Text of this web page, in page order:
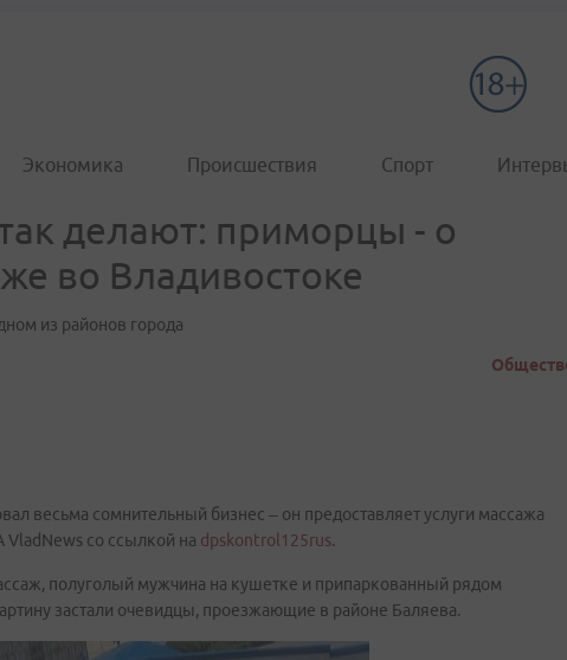
Экономика Происшествия Спорт
делают: приморцы - о
во Владивостоке
из районов города
весьма сомнительный бизнес – он предоставляет услуги массажа
со ссылкой на dpskontrol125rus.
полуголый мужчина на кушетке и припаркованный рядом
застали очевидцы, проезжающие в районе Баляева.